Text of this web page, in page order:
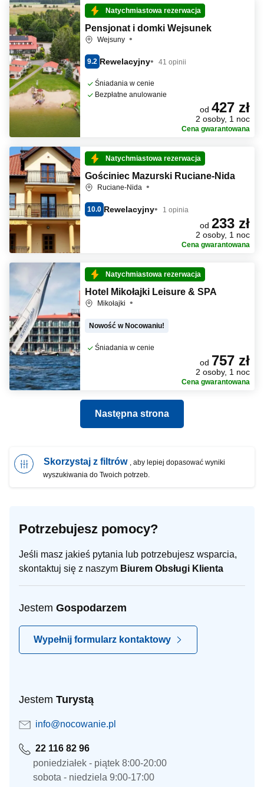
Natychmiastowa rezerwacja
Pensjonat i domki Wejsunek
Wejsuny
9.2 Rewelacyjny 41 opinii
Śniadania w cenie
Bezpłatne anulowanie
od 427 zł
2 osoby, 1 noc
Cena gwarantowana
Natychmiastowa rezerwacja
Gościniec Mazurski Ruciane-Nida
Ruciane-Nida
10.0 Rewelacyjny 1 opinia
od 233 zł
2 osoby, 1 noc
Cena gwarantowana
Natychmiastowa rezerwacja
Hotel Mikołajki Leisure & SPA
Mikołajki
Nowość w Nocowaniu!
Śniadania w cenie
od 757 zł
2 osoby, 1 noc
Cena gwarantowana
Następna strona
Skorzystaj z filtrów , aby lepiej dopasować wyniki
wyszukiwania do Twoich potrzeb.
Potrzebujesz pomocy?
Jeśli masz jakieś pytania lub potrzebujesz wsparcia,
skontaktuj się z naszym Biurem Obsługi Klienta
Jestem Gospodarzem
Wypełnij formularz kontaktowy
Jestem Turystą
info@nocowanie.pl
22 116 82 96
poniedziałek - piątek 8:00-20:00
sobota - niedziela 9:00-17:00